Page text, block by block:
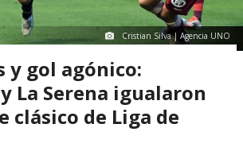
Cristian Silva | Agencia UNO
y gol agónico:
La Serena igualaron
clásico de Liga de